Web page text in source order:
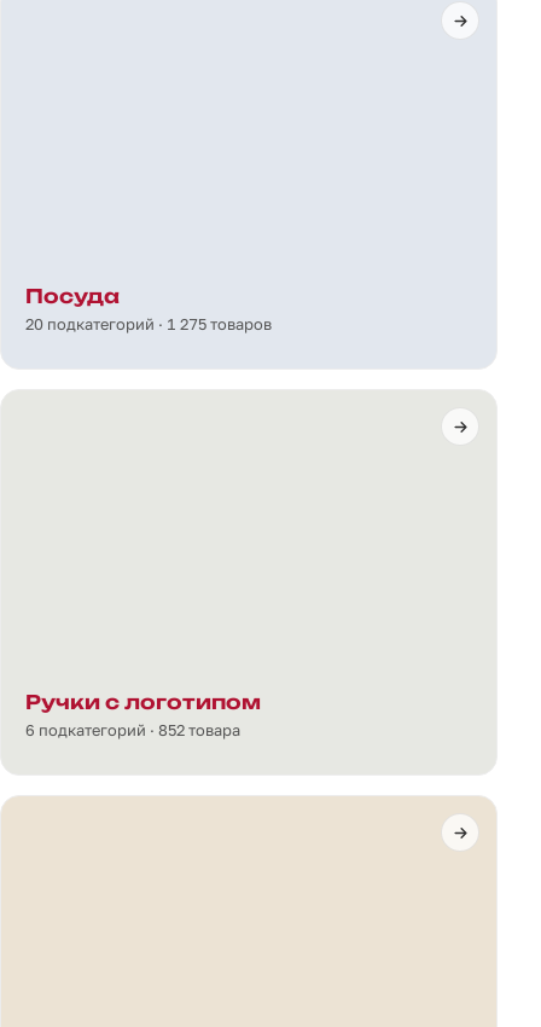
Посуда
20 подкатегорий · 1 275 товаров
Ручки с логотипом
6 подкатегорий · 852 товара